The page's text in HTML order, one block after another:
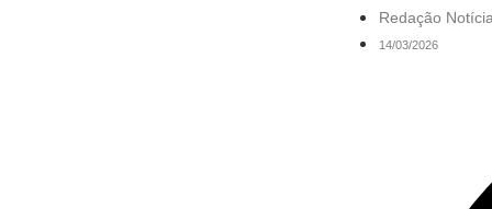
Redação
14/03/2026